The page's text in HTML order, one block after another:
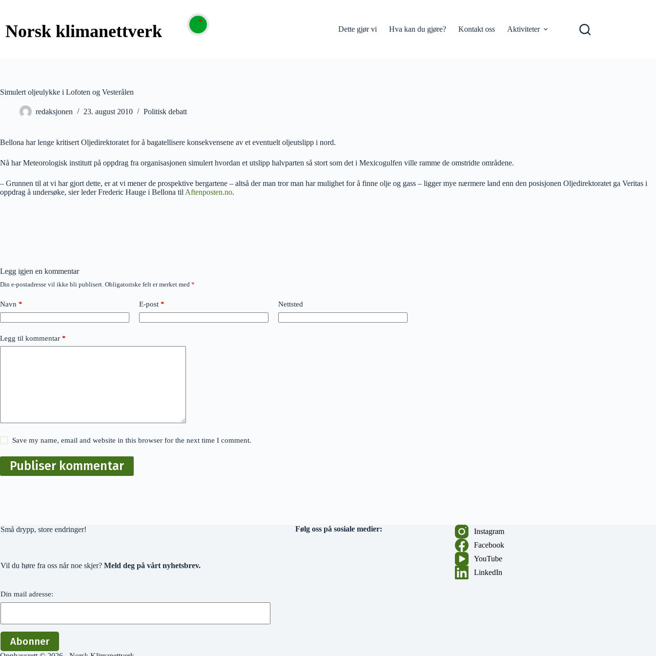
Dette gjør vi Hva kan du gjøre? Kontakt oss Aktiviteter
Simulert oljeulykke i Lofoten og Vesterålen
redaksjonen 23. august 2010 Politisk debatt
Bellona har lenge kritisert Oljedirektoratet for å bagatellisere konsekvensene av et eventuelt oljeutslipp i nord.
Nå har Meteorologisk institutt på oppdrag fra organisasjonen simulert hvordan et utslipp halvparten så stort som det i Mexicogulfen ville ramme de omstridte områdene.
– Grunnen til at vi har gjort dette, er at vi mener de prospektive bergartene – altså der man tror man har mulighet for å finne olje og gass – ligger mye nærmere land enn den posisjonen Oljedirektoratet ga Veritas i
oppdrag å undersøke, sier leder Frederic Hauge i Bellona til Aftenposten.no.
Legg igjen en kommentar
Din e-postadresse vil ikke bli publisert. Obligatoriske felt er merket med *
Navn * E-post * Nettsted
Legg til kommentar *
Save my name, email and website in this browser for the next time I comment.
Publiser kommentar
Små drypp, store endringer!
Vil du høre fra oss når noe skjer? Meld deg på vårt nyhetsbrev.
Din mail adresse:
Følg oss på sosiale medier:
Instagram
Facebook
YouTube
LinkedIn